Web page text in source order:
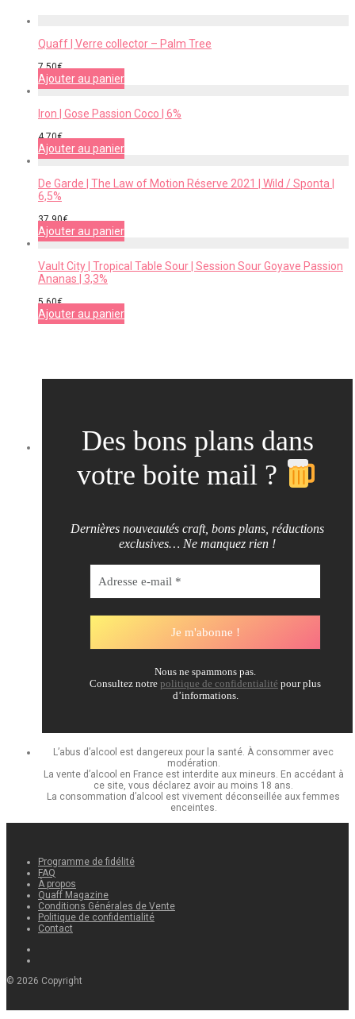
Quaff | Verre collector – Palm Tree
7,50€
Ajouter au panier
Iron | Gose Passion Coco | 6%
4,70€
Ajouter au panier
De Garde | The Law of Motion Réserve 2021 | Wild / Sponta |
6,5%
37,90€
Ajouter au panier
Vault City | Tropical Table Sour | Session Sour Goyave Passion
Ananas | 3,3%
5,60€
Ajouter au panier
Des bons plans dans
votre boite mail ?
Dernières nouveautés craft, bons plans, réductions
exclusives… Ne manquez rien !
Nous ne spammons pas.
Consultez notre politique de confidentialité pour plus
d’informations.
L’abus d’alcool est dangereux pour la santé. À consommer avec
modération.
La vente d’alcool en France est interdite aux mineurs. En accédant à
ce site, vous déclarez avoir au moins 18 ans.
La consommation d’alcool est vivement déconseillée aux femmes
enceintes.
Programme de fidélité
FAQ
À propos
Quaff Magazine
Conditions Générales de Vente
Politique de confidentialité
Contact
© 2026 Copyright